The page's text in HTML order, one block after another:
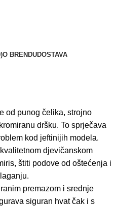
O BRENDUDOSTAVA
od punog čelika, strojno
dršku. To sprječava
kod jeftinijih modela.
djevičanskom
štiti podove od oštećenja i
premazom i srednje
siguran hvat čak i s